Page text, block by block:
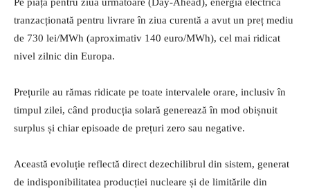
tranzacționată pentru livrare în ziua curentă a avut un preț mediu
de 730 lei/MWh (aproximativ 140 euro/MWh), cel mai ridicat
nivel zilnic din Europa.
Prețurile au rămas ridicate pe toate intervalele orare, inclusiv în
timpul zilei, când producția solară generează în mod obișnuit
surplus și chiar episoade de prețuri zero sau negative.
Această evoluție reflectă direct dezechilibrul din sistem, generat
de indisponibilitatea producției nucleare și de limitările din